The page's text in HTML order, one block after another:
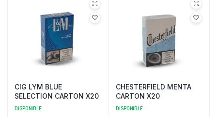
CIG LYM BLUE
SELECTION CARTON X20
DISPONIBLE
CHESTERFIELD MENTA
CARTON X20
DISPONIBLE